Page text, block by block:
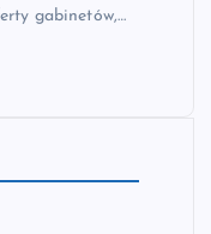
gabinetów,…